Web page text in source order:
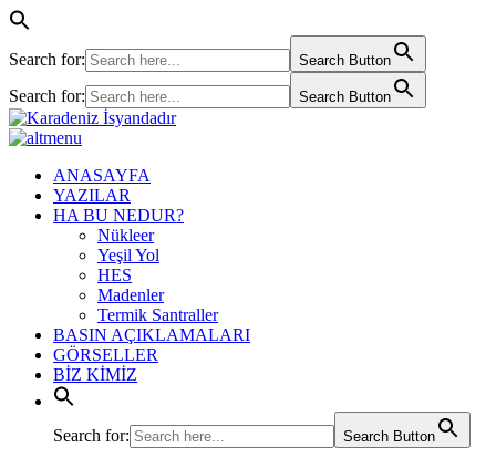
Search for: Search Button
Search for: Search Button
ANASAYFA
YAZILAR
HA BU NEDUR?
Nükleer
Yeşil Yol
HES
Madenler
Termik Santraller
BASIN AÇIKLAMALARI
GÖRSELLER
BİZ KİMİZ
Search for: Search Button